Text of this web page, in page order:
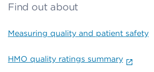
Find out about
Measuring quality and patient safety
HMO quality ratings summary